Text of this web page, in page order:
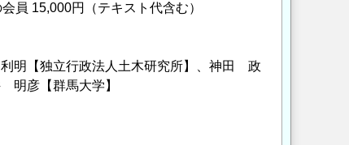
員 15,000円（テキスト代含む）
【独立行政法人土木研究所】、神田 政
彦【群馬大学】